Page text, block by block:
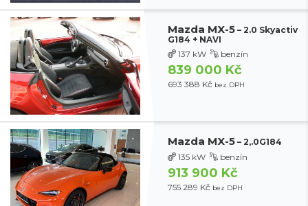
Mazda MX-5 – 2.0 Skyactiv
G184 + NAVI
137 kW
benzín
839 000 Kč
693 388 Kč bez DPH
Mazda MX-5 – 2,.0G184
135 kW
benzín
913 900 Kč
755 289 Kč bez DPH